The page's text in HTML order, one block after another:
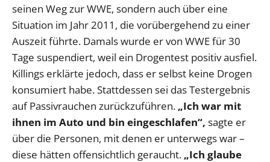
seinen Weg zur WWE, sondern auch über eine
Situation im Jahr 2011, die vorübergehend zu einer
Auszeit führte. Damals wurde er von WWE für 30
Tage suspendiert, weil ein Drogentest positiv ausfiel.
Killings erklärte jedoch, dass er selbst keine Drogen
konsumiert habe. Stattdessen sei das Testergebnis
auf Passivrauchen zurückzuführen. „Ich war mit
ihnen im Auto und bin eingeschlafen“, sagte er
über die Personen, mit denen er unterwegs war –
diese hätten offensichtlich geraucht. „Ich glaube